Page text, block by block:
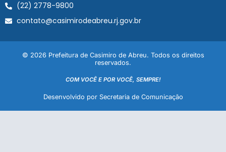
(22) 2778-9800
contato@casimirodeabreu.rj.gov.br
© 2026 Prefeitura de Casimiro de Abreu. Todos os direitos
reservados.
COM VOCÊ E POR VOCÊ, SEMPRE!
Desenvolvido por Secretaria de Comunicação